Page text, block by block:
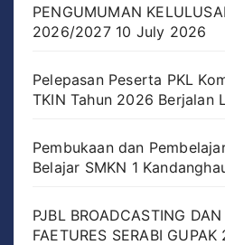
PENGUMUMAN
2026/2027 10 July 2026
Pelepasan Peserta PKL
TKIN Tahun 2026 Berjalan
Pembukaan dan
Belajar SMKN 1
PJBL BROADCASTING
FAETURES SERABI GUPAK